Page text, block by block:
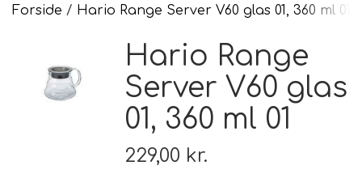
Forside
Kaffe
Se Butikken
Brand
Forside Hario Range Server V60 glas 01, 360 ml 01
Hario Range
Server V60 glas
01, 360 ml 01
229,00 kr.